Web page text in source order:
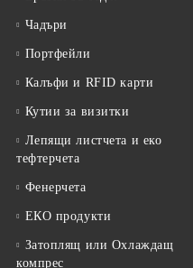
Чадъри
Портфейли
Калъфи и RFID карти
Кутии за визитки
Лепящи листчета и еко
тефтeрчета
Фенерчета
ЕКО продукти
Затоплящ или Охлаждащ
компрес